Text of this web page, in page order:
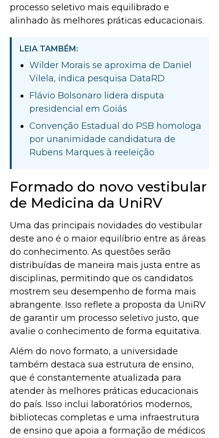
processo seletivo mais equilibrado e
alinhado às melhores práticas educacionais.
LEIA TAMBÉM:
Wilder Morais se aproxima de Daniel
Vilela, indica pesquisa DataRD
Flávio Bolsonaro lidera disputa
presidencial em Goiás
Convenção Estadual do PSB homologa
por unanimidade candidatura de
Rubens Marques à reeleição
Formado do novo vestibular
de Medicina da UniRV
Uma das principais novidades do vestibular
deste ano é o maior equilíbrio entre as áreas
do conhecimento. As questões serão
distribuídas de maneira mais justa entre as
disciplinas, permitindo que os candidatos
mostrem seu desempenho de forma mais
abrangente. Isso reflete a proposta da UniRV
de garantir um processo seletivo justo, que
avalie o conhecimento de forma equitativa.
Além do novo formato, a universidade
também destaca sua estrutura de ensino,
que é constantemente atualizada para
atender às melhores práticas educacionais
do país. Isso inclui laboratórios modernos,
bibliotecas completas e uma infraestrutura
de ensino que apoia a formação de médicos